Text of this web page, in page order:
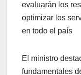
evaluarán los
optimizar los
en todo el país
El ministro
fundamentales